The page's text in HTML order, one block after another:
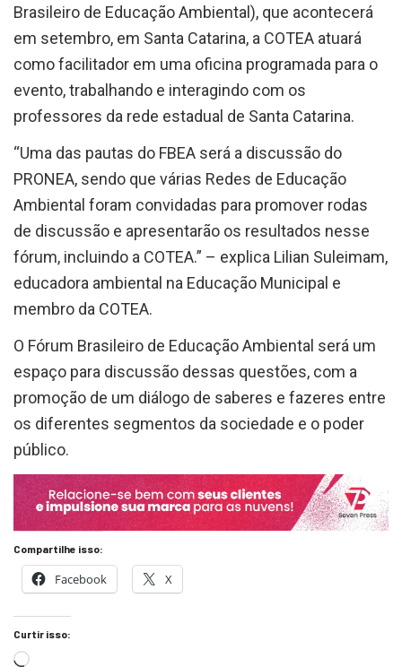
Brasileiro de Educação Ambiental), que acontecerá
em setembro, em Santa Catarina, a COTEA atuará
como facilitador em uma oficina programada para o
evento, trabalhando e interagindo com os
professores da rede estadual de Santa Catarina.
“Uma das pautas do FBEA será a discussão do
PRONEA, sendo que várias Redes de Educação
Ambiental foram convidadas para promover rodas
de discussão e apresentarão os resultados nesse
fórum, incluindo a COTEA.” – explica Lilian Suleimam,
educadora ambiental na Educação Municipal e
membro da COTEA.
O Fórum Brasileiro de Educação Ambiental será um
espaço para discussão dessas questões, com a
promoção de um diálogo de saberes e fazeres entre
os diferentes segmentos da sociedade e o poder
público.
Compartilhe isso:
Facebook X
Curtir isso: